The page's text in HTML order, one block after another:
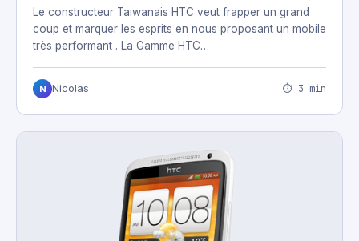
Le constructeur Taiwanais HTC veut frapper un grand
coup et marquer les esprits en nous proposant un mobile
très performant . La Gamme HTC…
N Nicolas ⏱ 3 min